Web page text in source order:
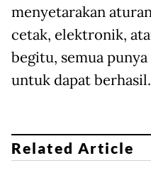
menyetarakan
cetak, elektronik,
begitu, semua
untuk dapat berhasil.
Related Article